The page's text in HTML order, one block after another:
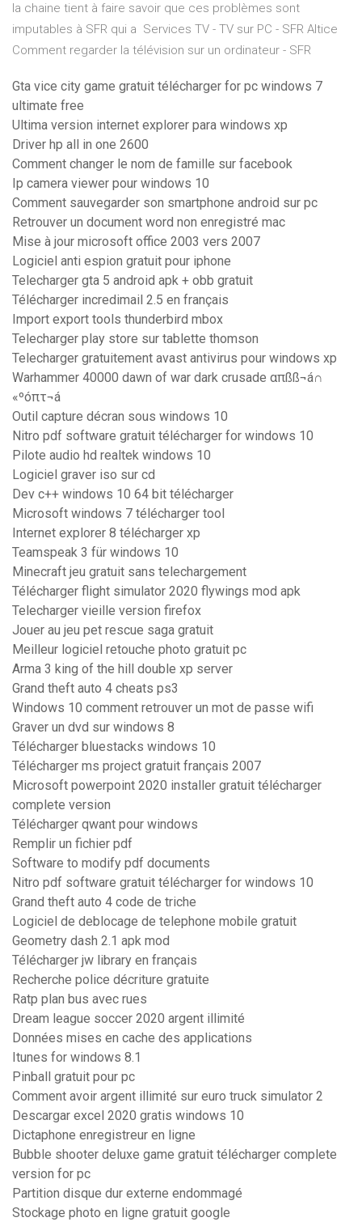
la chaine tient à faire savoir que ces problèmes sont
imputables à SFR qui a Services TV - TV sur PC - SFR Altice
Comment regarder la télévision sur un ordinateur - SFR
Gta vice city game gratuit télécharger for pc windows 7
ultimate free
Ultima version internet explorer para windows xp
Driver hp all in one 2600
Comment changer le nom de famille sur facebook
Ip camera viewer pour windows 10
Comment sauvegarder son smartphone android sur pc
Retrouver un document word non enregistré mac
Mise à jour microsoft office 2003 vers 2007
Logiciel anti espion gratuit pour iphone
Telecharger gta 5 android apk + obb gratuit
Télécharger incredimail 2.5 en français
Import export tools thunderbird mbox
Telecharger play store sur tablette thomson
Telecharger gratuitement avast antivirus pour windows xp
Warhammer 40000 dawn of war dark crusade απßß¬á∩
«ºóπτ¬á
Outil capture décran sous windows 10
Nitro pdf software gratuit télécharger for windows 10
Pilote audio hd realtek windows 10
Logiciel graver iso sur cd
Dev c++ windows 10 64 bit télécharger
Microsoft windows 7 télécharger tool
Internet explorer 8 télécharger xp
Teamspeak 3 für windows 10
Minecraft jeu gratuit sans telechargement
Télécharger flight simulator 2020 flywings mod apk
Telecharger vieille version firefox
Jouer au jeu pet rescue saga gratuit
Meilleur logiciel retouche photo gratuit pc
Arma 3 king of the hill double xp server
Grand theft auto 4 cheats ps3
Windows 10 comment retrouver un mot de passe wifi
Graver un dvd sur windows 8
Télécharger bluestacks windows 10
Télécharger ms project gratuit français 2007
Microsoft powerpoint 2020 installer gratuit télécharger
complete version
Télécharger qwant pour windows
Remplir un fichier pdf
Software to modify pdf documents
Nitro pdf software gratuit télécharger for windows 10
Grand theft auto 4 code de triche
Logiciel de deblocage de telephone mobile gratuit
Geometry dash 2.1 apk mod
Télécharger jw library en français
Recherche police décriture gratuite
Ratp plan bus avec rues
Dream league soccer 2020 argent illimité
Données mises en cache des applications
Itunes for windows 8.1
Pinball gratuit pour pc
Comment avoir argent illimité sur euro truck simulator 2
Descargar excel 2020 gratis windows 10
Dictaphone enregistreur en ligne
Bubble shooter deluxe game gratuit télécharger complete
version for pc
Partition disque dur externe endommagé
Stockage photo en ligne gratuit google